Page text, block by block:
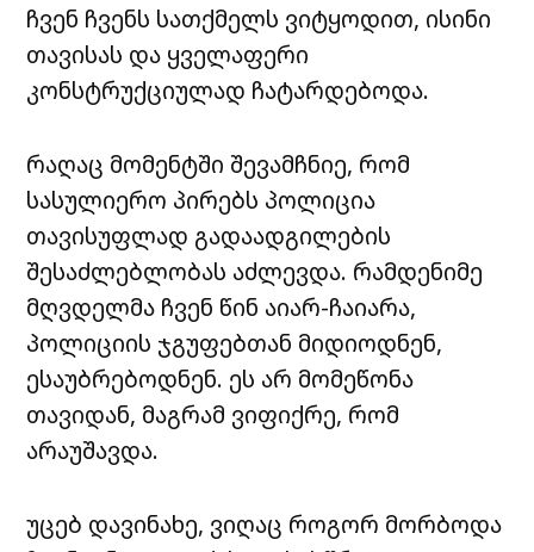
ჩვენ ჩვენს სათქმელს ვიტყოდით, ისინი
თავისას და ყველაფერი
კონსტრუქციულად ჩატარდებოდა.
რაღაც მომენტში შევამჩნიე, რომ
სასულიერო პირებს პოლიცია
თავისუფლად გადაადგილების
შესაძლებლობას აძლევდა. რამდენიმე
მღვდელმა ჩვენ წინ აიარ-ჩაიარა,
პოლიციის ჯგუფებთან მიდიოდნენ,
ესაუბრებოდნენ. ეს არ მომეწონა
თავიდან, მაგრამ ვიფიქრე, რომ
არაუშავდა.
უცებ დავინახე, ვიღაც როგორ მორბოდა